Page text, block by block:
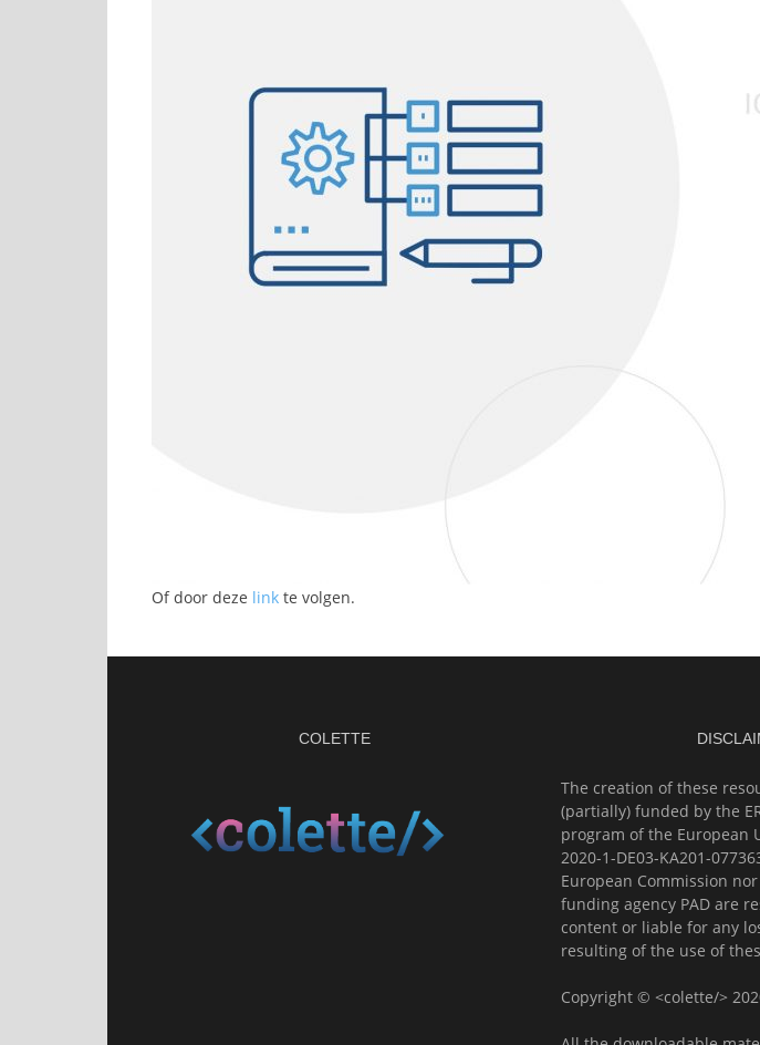
Of door deze link te volgen.
COLETTE
The creation of these
(partially) funded by the
program of the European
2020-1-DE03-KA201-
European Commission
funding agency PAD are
content or liable for any
resulting of the use of
Copyright © <colette/>